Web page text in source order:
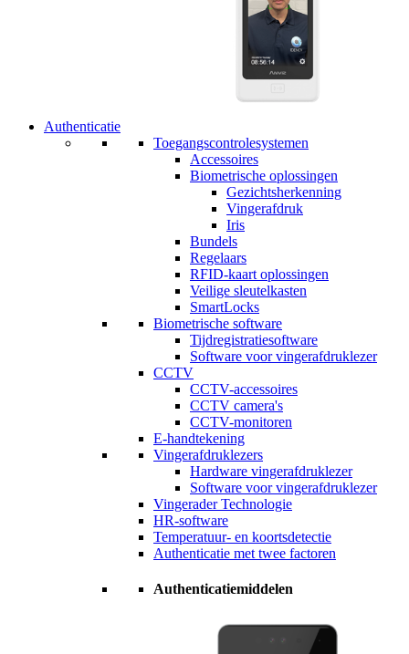
Authenticatie
Toegangscontrolesystemen
Accessoires
Biometrische oplossingen
Gezichtsherkenning
Vingerafdruk
Iris
Bundels
Regelaars
RFID-kaart oplossingen
Veilige sleutelkasten
SmartLocks
Biometrische software
Tijdregistratiesoftware
Software voor vingerafdruklezer
CCTV
CCTV-accessoires
CCTV camera's
CCTV-monitoren
E-handtekening
Vingerafdruklezers
Hardware vingerafdruklezer
Software voor vingerafdruklezer
Vingerader Technologie
HR-software
Temperatuur- en koortsdetectie
Authenticatie met twee factoren
Authenticatiemiddelen